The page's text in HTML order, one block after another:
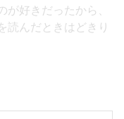
が好きだったから、
んだときはどきり